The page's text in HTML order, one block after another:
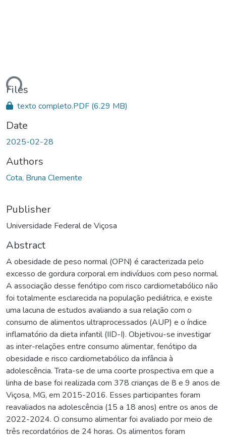
Files
texto completo.PDF (6.29 MB)
Date
2025-02-28
Authors
Cota, Bruna Clemente
Publisher
Universidade Federal de Viçosa
Abstract
A obesidade de peso normal (OPN) é caracterizada pelo
excesso de gordura corporal em indivíduos com peso normal.
A associação desse fenótipo com risco cardiometabólico não
foi totalmente esclarecida na população pediátrica, e existe
uma lacuna de estudos avaliando a sua relação com o
consumo de alimentos ultraprocessados (AUP) e o índice
inflamatório da dieta infantil (IID-I). Objetivou-se investigar
as inter-relações entre consumo alimentar, fenótipo da
obesidade e risco cardiometabólico da infância à
adolescência. Trata-se de uma coorte prospectiva em que a
linha de base foi realizada com 378 crianças de 8 e 9 anos de
Viçosa, MG, em 2015-2016. Esses participantes foram
reavaliados na adolescência (15 a 18 anos) entre os anos de
2022-2024. O consumo alimentar foi avaliado por meio de
três recordatórios de 24 horas. Os alimentos foram